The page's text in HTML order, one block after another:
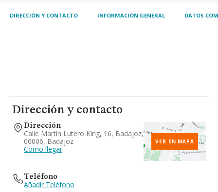
DIRECCIÓN Y CONTACTO INFORMACIÓN GENERAL DATOS
Dirección y contacto
Dirección
Calle Martin Lutero King, 16, Badajoz,
06006, Badajoz
Como llegar
VER EN MAPA
Teléfono
Añadir Teléfono